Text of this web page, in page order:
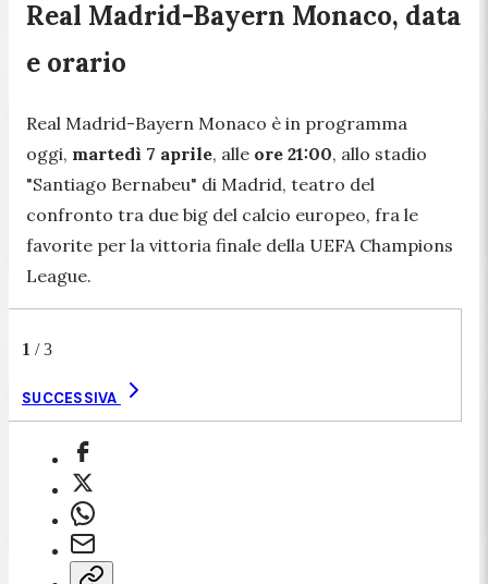
Real Madrid-Bayern Monaco, data
e orario
Real Madrid-Bayern Monaco è in programma
oggi, martedì 7 aprile, alle ore 21:00, allo stadio
"Santiago Bernabeu" di Madrid, teatro del
confronto tra due big del calcio europeo, fra le
favorite per la vittoria finale della UEFA Champions
League.
1 /3
SUCCESSIVA